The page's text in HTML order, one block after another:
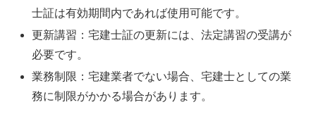
士証は有効期間内であれば使用可能です。
更新講習：宅建士証の更新には、法定講習の受講が
必要です。
業務制限：宅建業者でない場合、宅建士としての業
務に制限がかかる場合があります。